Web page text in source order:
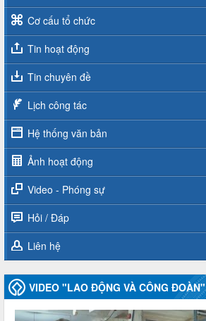
Cơ cấu tổ chức
Tin hoạt động
Tin chuyên đề
Lịch công tác
Hệ thống văn bản
Ảnh hoạt động
Video - Phóng sự
Hỏi / Đáp
Liên hệ
VIDEO "LAO ĐỘNG VÀ CÔNG ĐOÀN"